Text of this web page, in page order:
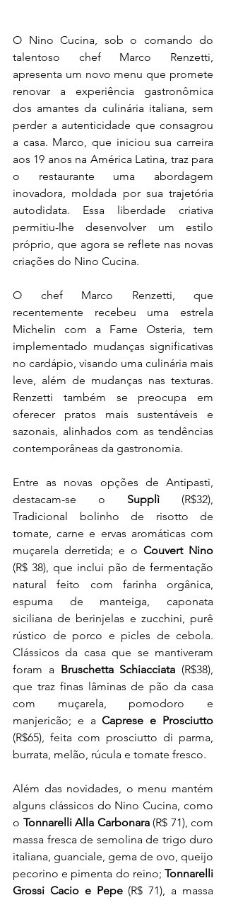
O Nino Cucina, sob o comando do
talentoso chef Marco Renzetti,
apresenta um novo menu que promete
renovar a experiência gastronômica
dos amantes da culinária italiana, sem
perder a autenticidade que consagrou
a casa. Marco, que iniciou sua carreira
aos 19 anos na América Latina, traz para
o restaurante uma abordagem
inovadora, moldada por sua trajetória
autodidata. Essa liberdade criativa
permitiu-lhe desenvolver um estilo
próprio, que agora se reflete nas novas
criações do Nino Cucina.
O chef Marco Renzetti, que
recentemente recebeu uma estrela
Michelin com a Fame Osteria, tem
implementado mudanças significativas
no cardápio, visando uma culinária mais
leve, além de mudanças nas texturas.
Renzetti também se preocupa em
oferecer pratos mais sustentáveis e
sazonais, alinhados com as tendências
contemporâneas da gastronomia.
Entre as novas opções de Antipasti,
destacam-se o Supplì (R$32),
Tradicional bolinho de risotto de
tomate, carne e ervas aromáticas com
muçarela derretida; e o Couvert Nino
(R$ 38), que inclui pão de fermentação
natural feito com farinha orgânica,
espuma de manteiga, caponata
siciliana de berinjelas e zucchini, purê
rústico de porco e picles de cebola.
Clássicos da casa que se mantiveram
foram a Bruschetta Schiacciata (R$38),
que traz finas lâminas de pão da casa
com muçarela, pomodoro e
manjericão; e a
(R$65), feita com prosciutto di parma,
burrata, melão, rúcula e tomate fresco.
Além das novidades, o menu mantém
alguns clássicos do Nino Cucina, como
o Tonnarelli Alla Carbonara (R$ 71), com
massa fresca de semolina de trigo duro
italiana, guanciale, gema de ovo, queijo
pecorino e pimenta do reino; Tonnarelli
Grossi Cacio e Pepe (R$ 71), a massa